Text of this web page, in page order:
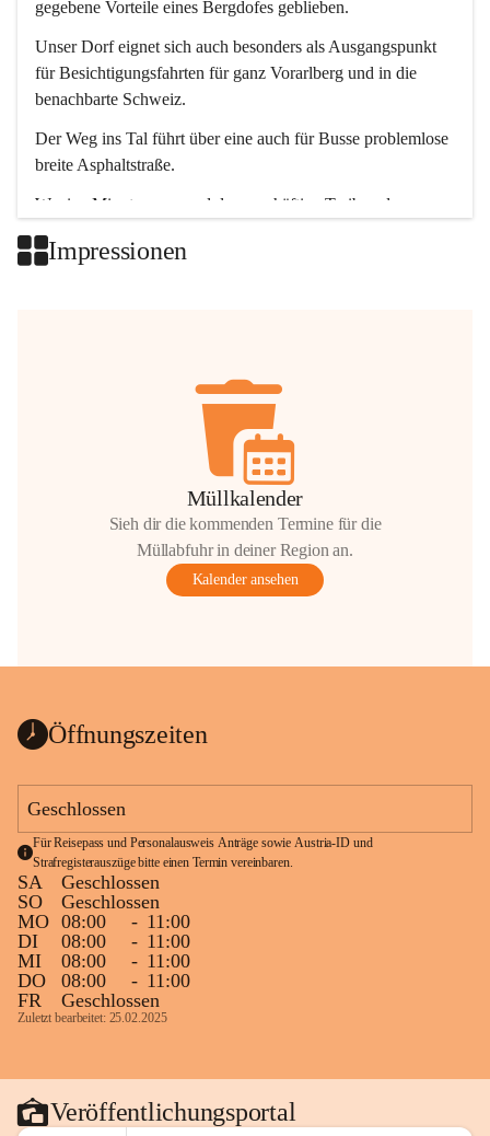
gegebene Vorteile eines Bergdofes geblieben.
Unser Dorf eignet sich auch besonders als Ausgangspunkt
für Besichtigungsfahrten für ganz Vorarlberg und in die
benachbarte Schweiz.
Der Weg ins Tal führt über eine auch für Busse problemlose
breite Asphaltstraße.
Wenige Minuten nur, und das geschäftige Treiben der
Impressionen
Müllkalender
Sieh dir die kommenden Termine für die
Müllabfuhr in deiner Region an.
Kalender ansehen
Öffnungszeiten
Geschlossen
Für Reisepass und Personalausweis Anträge sowie Austria-ID und
Strafregisterauszüge bitte einen Termin vereinbaren.
SA
Geschlossen
SO
Geschlossen
MO 08:00 - 11:00
DI
08:00 - 11:00
MI
08:00 - 11:00
DO
08:00 - 11:00
FR
Geschlossen
Zuletzt bearbeitet: 25.02.2025
Veröffentlichungsportal